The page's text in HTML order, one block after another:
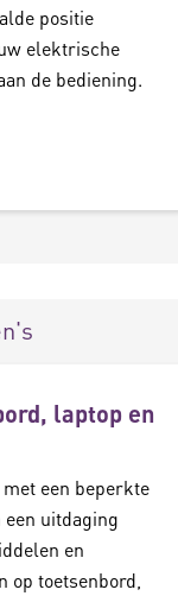
positie
elektrische
de bediening.
laptop en
een beperkte
uitdaging
en
op toetsenbord,